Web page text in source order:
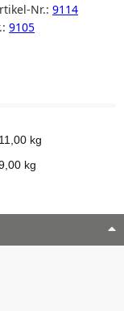
Nr.: 9114
9105
11,00 kg
kg